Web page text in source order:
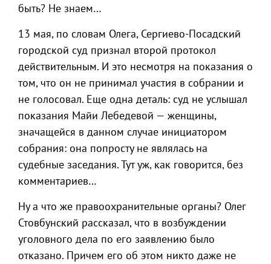
быть? Не знаем…
13 мая, по словам Олега, Сергиево-Посадский
городской суд признал второй протокол
действительным. И это несмотря на показания о
том, что он не принимал участия в собрании и
не голосовал. Еще одна деталь: суд не услышал
показания Майи Лебедевой — женщины,
значащейся в данном случае инициатором
собрания: она попросту не являлась на
судебные заседания. Тут уж, как говорится, без
комментариев…
Ну а что же правоохранительные органы? Олег
Стовбунский рассказал, что в возбуждении
уголовного дела по его заявлению было
отказано. Причем его об этом никто даже не